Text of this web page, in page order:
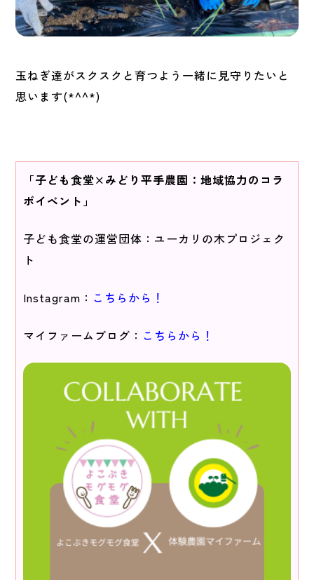
玉ねぎ達がスクスクと育つよう一緒に見守りたいと
思います(*^^*)
「子ども食堂×みどり平手農園：地域協力のコラ
ボイベント」
子ども食堂の運営団体：ユーカリの木プロジェク
ト
Instagram： こちらから！
マイファームブログ： こちらから！